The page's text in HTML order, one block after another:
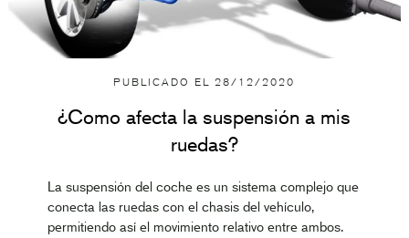
PUBLICADO EL28/12/2020
¿Como afecta la suspensión a mis
ruedas?
La suspensión del coche es un sistema complejo que
conecta las ruedas con el chasis del vehículo,
permitiendo así el movimiento relativo entre ambos.